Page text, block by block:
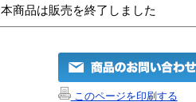
本商品は販売を終了しました
このページを印刷する